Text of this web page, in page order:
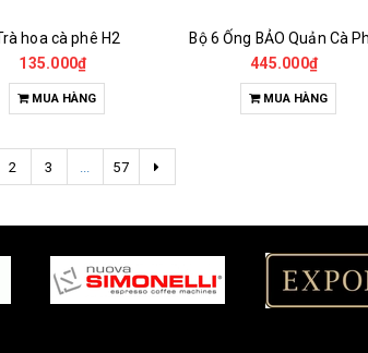
hoa cà phê H2
135.000₫
MUA HÀNG
445.000₫
MUA HÀNG
2 3 ... 57